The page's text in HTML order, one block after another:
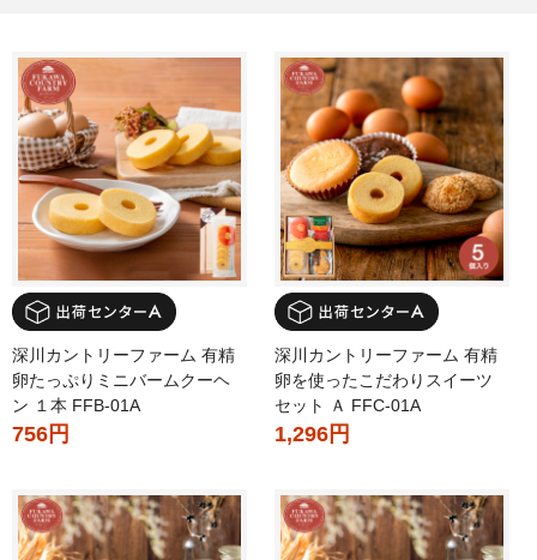
深川カントリーファーム 有精
卵たっぷりミニバームクーヘ
ン １本 FFB-01A
756円
深川カントリーファーム 有精
卵を使ったこだわりスイーツ
セット Ａ FFC-01A
1,296円